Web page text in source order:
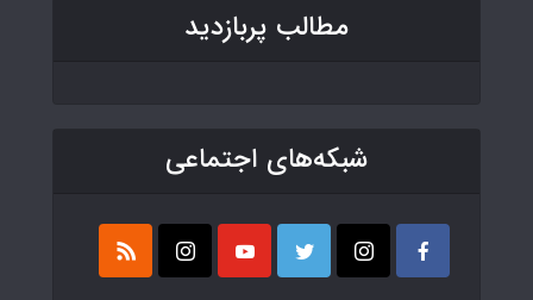
مطالب پربازدید
شبکه‌های اجتماعی